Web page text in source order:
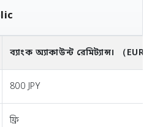
ব্যাংক অ্যাকাউন্ট রেমিট্যান্স। （EUR
800 JPY
ফ্রি